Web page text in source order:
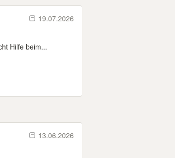
19.07.2026
Hilfe beim...
13.06.2026